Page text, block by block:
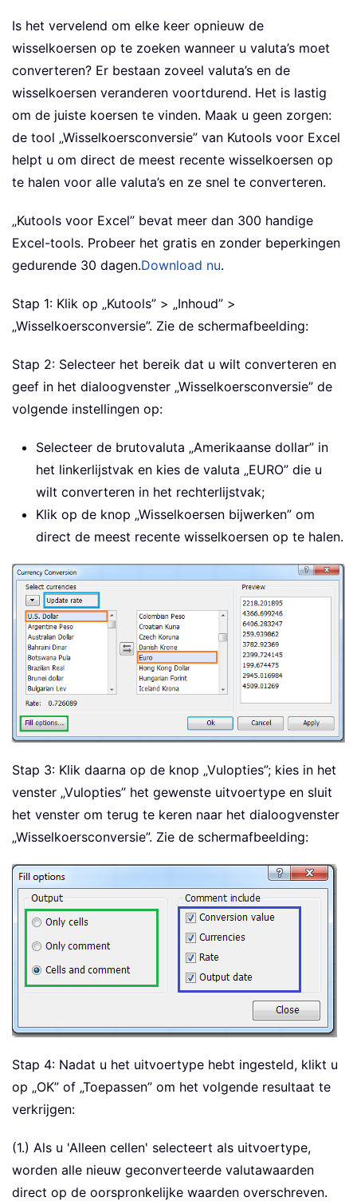
Is het vervelend om elke keer opnieuw de
wisselkoersen op te zoeken wanneer u valuta’s moet
converteren? Er bestaan zoveel valuta’s en de
wisselkoersen veranderen voortdurend. Het is lastig
om de juiste koersen te vinden. Maak u geen zorgen:
de tool „Wisselkoersconversie” van Kutools voor Excel
helpt u om direct de meest recente wisselkoersen op
te halen voor alle valuta’s en ze snel te converteren.
„Kutools voor Excel” bevat meer dan 300 handige
Excel-tools. Probeer het gratis en zonder beperkingen
gedurende 30 dagen.Download nu.
Stap 1: Klik op „Kutools” > „Inhoud” >
„Wisselkoersconversie”. Zie de schermafbeelding:
Stap 2: Selecteer het bereik dat u wilt converteren en
geef in het dialoogvenster „Wisselkoersconversie” de
volgende instellingen op:
Selecteer de brutovaluta „Amerikaanse dollar” in
het linkerlijstvak en kies de valuta „EURO” die u
wilt converteren in het rechterlijstvak;
Klik op de knop „Wisselkoersen bijwerken” om
direct de meest recente wisselkoersen op te halen.
Stap 3: Klik daarna op de knop „Vulopties”; kies in het
venster „Vulopties” het gewenste uitvoertype en sluit
het venster om terug te keren naar het dialoogvenster
„Wisselkoersconversie”. Zie de schermafbeelding:
Stap 4: Nadat u het uitvoertype hebt ingesteld, klikt u
op „OK” of „Toepassen” om het volgende resultaat te
verkrijgen:
(1.) Als u 'Alleen cellen' selecteert als uitvoertype,
worden alle nieuw geconverteerde valutawaarden
direct op de oorspronkelijke waarden overschreven.